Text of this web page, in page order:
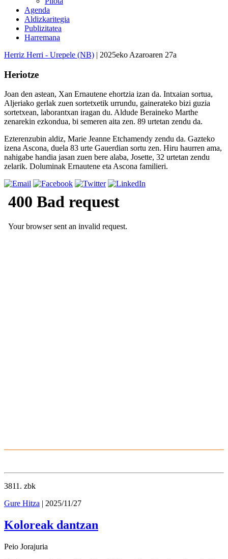
Agenda
Aldizkaritegia
Publizitatea
Harremana
Herriz Herri - Urepele (NB) | 2025eko Azaroaren 27a
Heriotze
Joan den astean, Xan Ernautene ehortzia izan da. Intxaian sortua,
Aljeriako gerlak zuen sortetxetik urrundu, gainerateko bizi guzia
sortetxean, laborantxan iragan du. Aldude Beraineko Marthe
zenarekin ezkondua, bi semeren aita zen. 89 urtetan zendu da.
Ezterenzubin aldiz, Marie Jeanne Etchamendy zendu da. Gazteko
izena Ascona, duela 83 urte Gauerdian sortu zen. Hiru haurren ama,
nahigabe handia jasan zuen bere alaba, Josette, 32 urtetan zendu
zelarik. Doluminak Ernautene eta Ascona familieri.
3811. zbk
Gure Hitza | 2025/11/27
Koloreak dantzan
Peio Jorajuria